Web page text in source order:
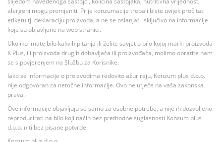
alergeni mogu promjeniti. Prije konzumacije trebali biste uvijek pročitati
etiketu tj. deklaraciju proizvoda, a ne se oslanjati isključivo na informacije
koje su objavljene na web stranici.
Ukoliko imate bilo kakvih pitanja ili želite savjet o bilo kojoj marki proizvoda
K Plus, ili proizvoda drugih dobavljača ili proizvođača, molimo obratite nam
se s povjerenjem na Službu za Korisnike.
Iako se informacije o proizvodima redovito ažuriraju, Konzum plus d.o.o.
nije odgovoran za netočne informacije. Ovo ne utječe na vaša zakonska
prava.
Ove informacije objavljuju se samo za osobne potrebe, a nije ih dozvoljeno
reproducirati na bilo koji način bez prethodne suglasnosti Konzum plus
d.o.o. niti bez pisane potvrde.